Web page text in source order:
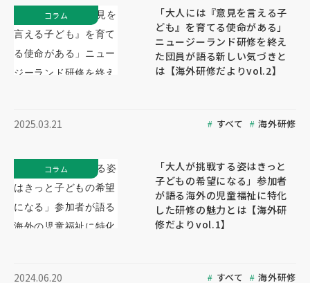
「大人には『意見を言える子
ども』を育てる使命がある」
ニュージーランド研修を終え
た団員が語る新しい気づきと
は【海外研修だよりvol.2】
2025.03.21 すべて 海外研修
コラム
「大人が挑戦する姿はきっと
子どもの希望になる」参加者
が語る海外の児童福祉に特化
した研修の魅力とは【海外研
修だよりvol.1】
2024.06.20 すべて 海外研修
コラム